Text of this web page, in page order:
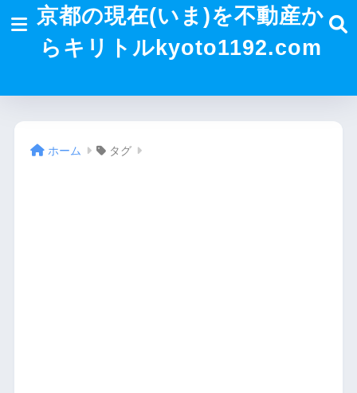
京都の現在(いま)を不動産か
らキリトルkyoto1192.com
ホーム タグ